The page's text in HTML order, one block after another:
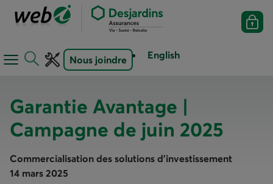
Ouvrir
de
navigation
Ouvrir
d'outils
Nous joindre English
Garantie Avantage |
Campagne de juin 2025
Commercialisation des solutions d’investissement
14 mars 2025